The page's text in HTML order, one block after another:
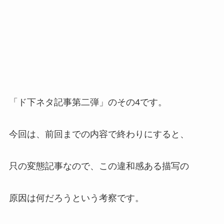
「ド下ネタ記事第二弾」のその4です。
今回は、前回までの内容で終わりにすると、
只の変態記事なので、この違和感ある描写の
原因は何だろうという考察です。